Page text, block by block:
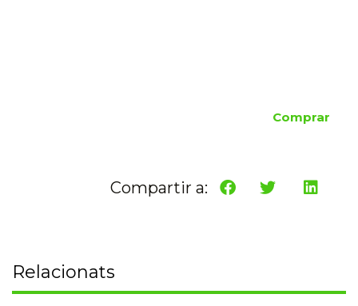
Comprar
Compartir a:
Relacionats